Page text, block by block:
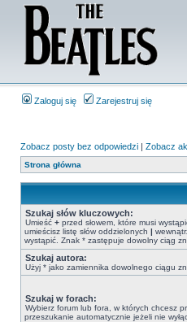
Zaloguj się Zarejestruj się
Zobacz posty bez odpowiedzi | Zobacz
Strona główna
Szukaj słów kluczowych:
Umieść + przed słowem, które musi
umieścisz listę słów oddzielonych |
wystąpić. Znak * zastępuje dowolny ciąg
Szukaj autora:
Użyj * jako zamiennika dowolnego ciągu
Szukaj w forach:
Wybierz forum lub fora, w których chcesz
przeszukanie automatycznie jeżeli nie